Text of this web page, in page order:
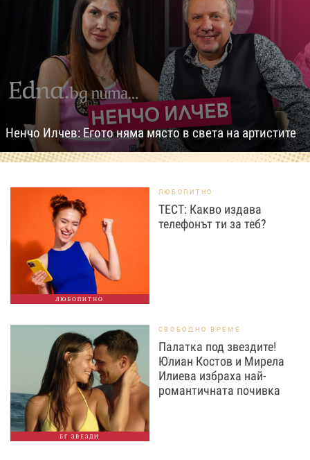
Ненчо Илчев: Егото няма място в света на артистите
ЛЮБОПИТНО
ЛЮБОПИТНО
ТЕСТ: Какво издава
телефонът ти за теб?
БГ ЗВЕЗДИ
СВОБОДНО ВРЕМЕ
Палатка под звездите!
Юлиан Костов и Мирела
Илиева избраха най-
романтичната почивка